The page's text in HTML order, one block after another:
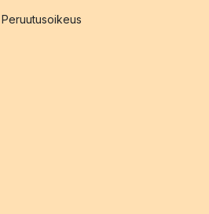
Peruutusoikeus